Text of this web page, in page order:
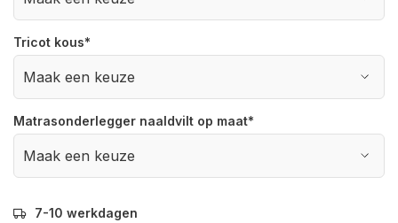
Tricot kous*
Matrasonderlegger naaldvilt op maat*
7-10 werkdagen